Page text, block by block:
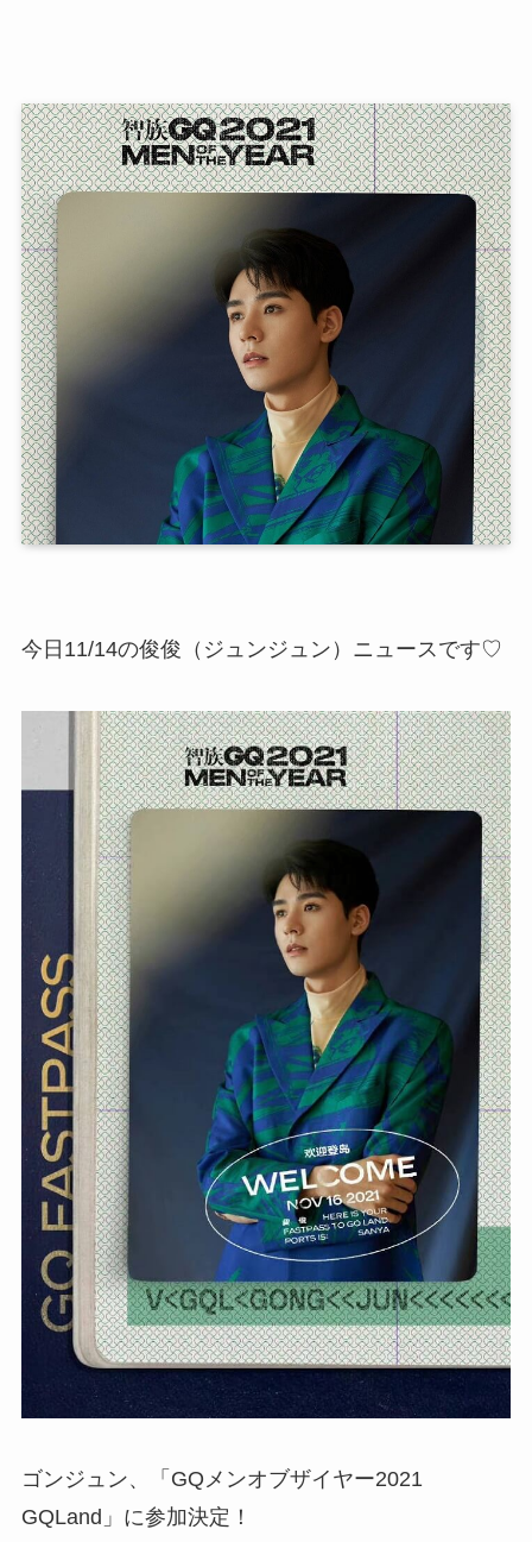
今日11/14の俊俊（ジュンジュン）ニュースです♡
ゴンジュン、「GQメンオブザイヤー2021
GQLand」に参加決定！